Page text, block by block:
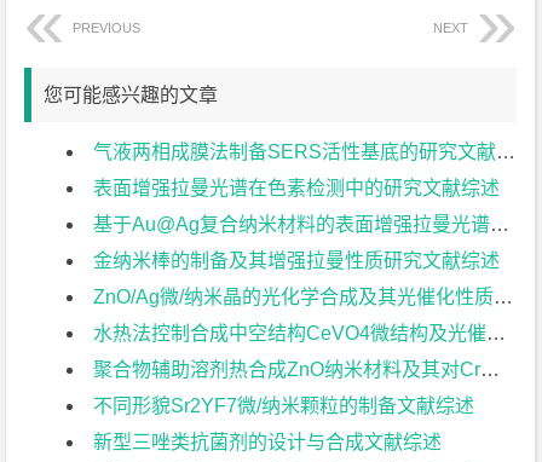
PREVIOUS NEXT
您可能感兴趣的文章
气液两相成膜法制备SERS活性基底的研究文献综述
表面增强拉曼光谱在色素检测中的研究文献综述
基于Au@Ag复合纳米材料的表面增强拉曼光谱研究文献综述
金纳米棒的制备及其增强拉曼性质研究文献综述
ZnO/Ag微/纳米晶的光化学合成及其光催化性质文献综述
水热法控制合成中空结构CeVO4微结构及光催化活性文献综述
聚合物辅助溶剂热合成ZnO纳米材料及其对Cr（VI）的光降解研究文献综述
不同形貌Sr2YF7微/纳米颗粒的制备文献综述
新型三唑类抗菌剂的设计与合成文献综述